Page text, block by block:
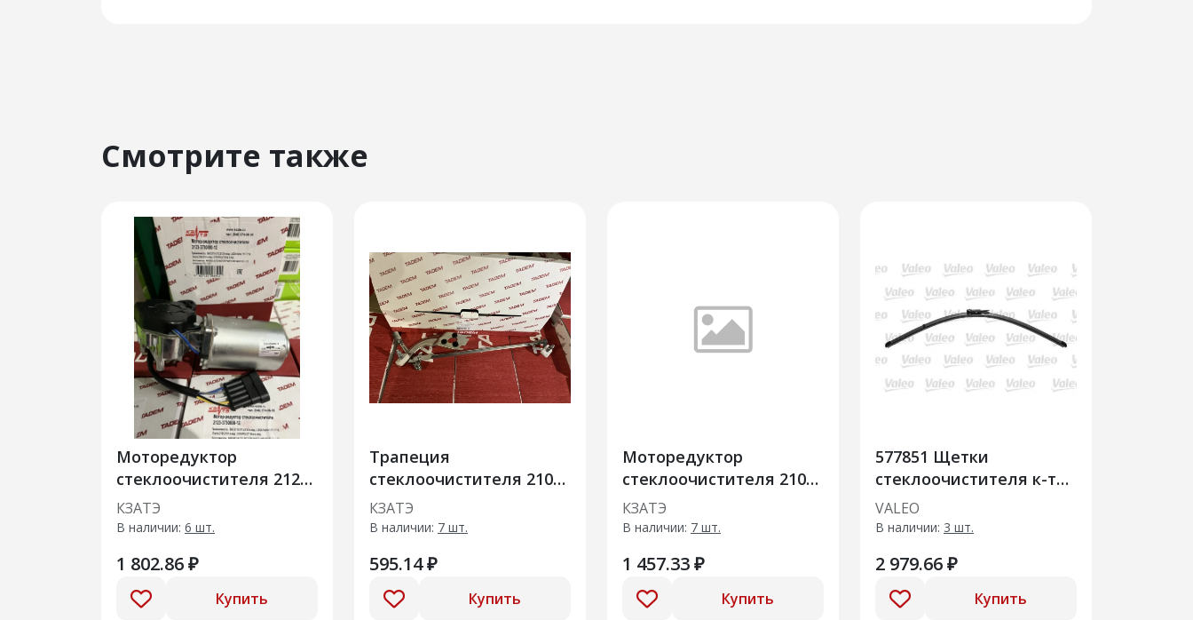
Смотрите также
Моторедуктор
стеклоочистителя 2123-
3730000-12 ВАЗ 2110-
2112, 1117-1119 Калина,
КЗАТЭ
В наличии: 6 шт.
1 802.86 ₽
Купить
Трапеция
стеклоочистителя 2101-
5205010 ВАЗ 2101-2102
КЗАТЭ
В наличии: 7 шт.
595.14 ₽
Купить
Моторедуктор
стеклоочистителя 2108-
3730000 ВАЗ 2108-21099,
2113-2115 (вал 12мм)
КЗАТЭ
В наличии: 7 шт.
1 457.33 ₽
Купить
577851 Щетки
стеклоочистителя к-т
(577851)
VALEO
В наличии: 3 шт.
2 979.66 ₽
Купить